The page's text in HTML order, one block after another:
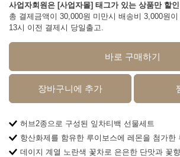
사업자회원은 [사업자몰] 태그가 있는 상품만 할
총 결제금액이 30,000원 미만시 배송비 3,000원
13시 이전 결제시 당일출고.
바로 구매하기
장바구니에 추가
허브2종으로 구성된 잎차티백 선물세트
항산화제를 함유한 루이보스에 레몬을 첨가한
데이지 계열 노란색 꽃차로 은은한 단맛과 꽃